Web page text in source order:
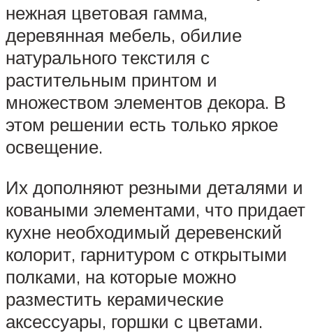
нежная цветовая гамма,
деревянная мебель, обилие
натурального текстиля с
растительным принтом и
множеством элементов декора. В
этом решении есть только яркое
освещение.
Их дополняют резными деталями и
коваными элементами, что придает
кухне необходимый деревенский
колорит, гарнитуром с открытыми
полками, на которые можно
разместить керамические
аксессуары, горшки с цветами.